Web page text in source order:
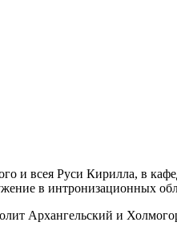
и всея Руси Кирилла, в
в интронизационных
Архангельский и